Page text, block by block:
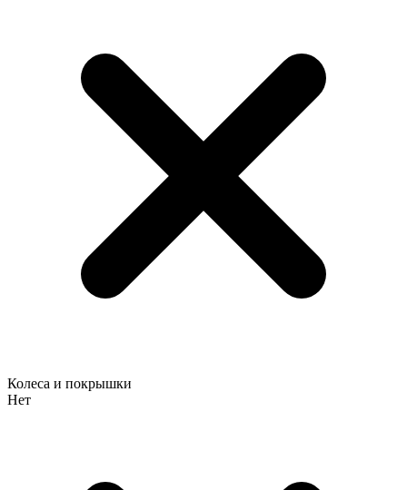
Колеса и покрышки
Нет